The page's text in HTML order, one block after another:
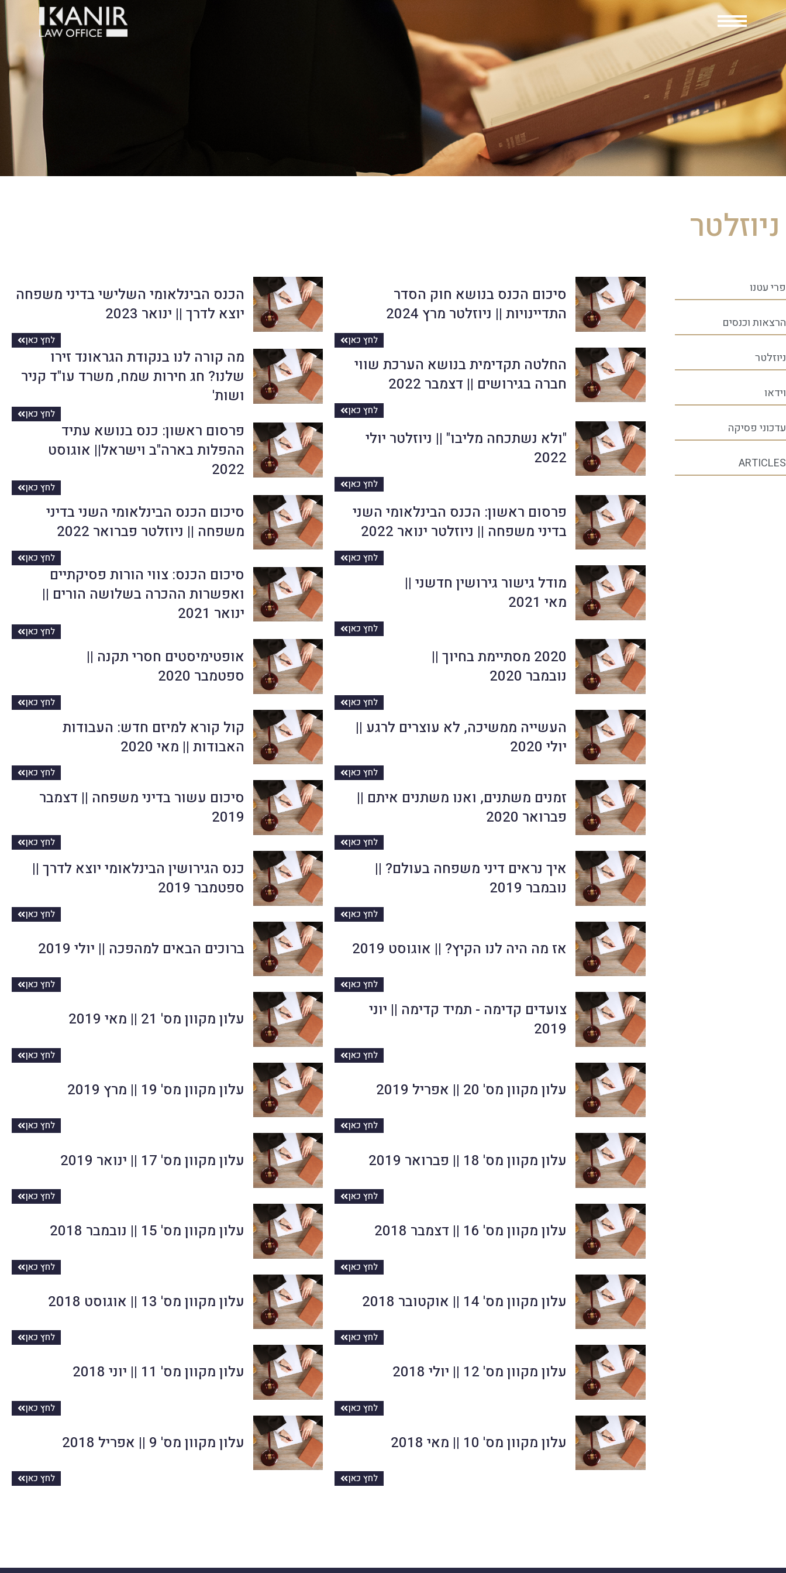
ניוזלטר
פרי עטנו
הרצאות וכנסים
ניוזלטר
וידאו
עדכוני פסיקה
ARTICLES
סיכום הכנס בנושא חוק הסדר
התדיינויות || ניוזלטר מרץ 2024
לחץ כאן
הכנס הבינלאומי השלישי בדיני משפחה
יוצא לדרך || ינואר 2023
לחץ כאן
החלטה תקדימית בנושא הערכת שווי
חברה בגירושים || דצמבר 2022
לחץ כאן
מה קורה לנו בנקודת הגראונד זירו
שלנו? חג חירות שמח, משרד עו"ד קניר
ושות'
לחץ כאן
"ולא נשתכחה מליבו" || ניוזלטר יולי
2022
לחץ כאן
פרסום ראשון: כנס בנושא עתיד
ההפלות בארה"ב וישראל|| אוגוסט
2022
לחץ כאן
פרסום ראשון: הכנס הבינלאומי השני
בדיני משפחה || ניוזלטר ינואר 2022
לחץ כאן
סיכום הכנס הבינלאומי השני בדיני
משפחה || ניוזלטר פברואר 2022
לחץ כאן
מודל גישור גירושין חדשני ||
מאי 2021
לחץ כאן
סיכום הכנס: צווי הורות פסיקתיים
ואפשרות ההכרה בשלושה הורים ||
ינואר 2021
לחץ כאן
2020 מסתיימת בחיוך ||
נובמבר 2020
לחץ כאן
אופטימיסטים חסרי תקנה ||
ספטמבר 2020
לחץ כאן
העשייה ממשיכה, לא עוצרים לרגע ||
יולי 2020
לחץ כאן
קול קורא למיזם חדש: העבודות
האבודות || מאי 2020
לחץ כאן
זמנים משתנים, ואנו משתנים איתם ||
פברואר 2020
סיכום עשור בדיני משפחה || דצמבר
2019
לחץ כאן
איך נראים דיני משפחה בעולם? ||
נובמבר 2019
לחץ כאן
לחץ כאן
כנס הגירושין הבינלאומי יוצא לדרך ||
ספטמבר 2019
לחץ כאן
אז מה היה לנו הקיץ? || אוגוסט 2019
לחץ כאן
ברוכים הבאים למהפכה || יולי 2019
לחץ כאן
צועדים קדימה - תמיד קדימה || יוני
2019
לחץ כאן
עלון מקוון מס' 21 || מאי 2019
לחץ כאן
עלון מקוון מס' 20 || אפריל 2019
לחץ כאן
עלון מקוון מס' 19 || מרץ 2019
לחץ כאן
עלון מקוון מס' 18 || פברואר 2019
לחץ כאן
עלון מקוון מס' 17 || ינואר 2019
לחץ כאן
עלון מקוון מס' 16 || דצמבר 2018
לחץ כאן
עלון מקוון מס' 15 || נובמבר 2018
לחץ כאן
עלון מקוון מס' 14 || אוקטובר 2018
לחץ כאן
עלון מקוון מס' 13 || אוגוסט 2018
לחץ כאן
עלון מקוון מס' 12 || יולי 2018
לחץ כאן
עלון מקוון מס' 11 || יוני 2018
לחץ כאן
עלון מקוון מס' 10 || מאי 2018
לחץ כאן
עלון מקוון מס' 9 || אפריל 2018
לחץ כאן